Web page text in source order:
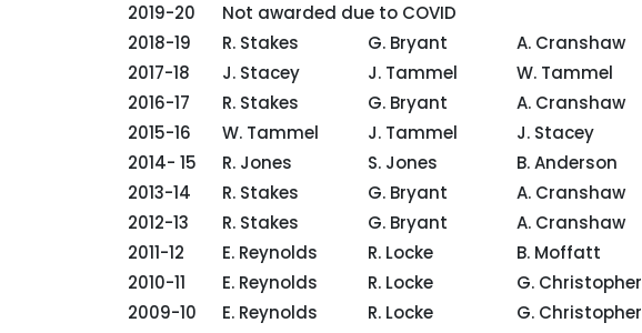
2019-20
Not awarded due to COVID
2018-19
R. Stakes G. Bryant A. Cranshaw
2017-18
J. Stacey J. Tammel W. Tammel
2016-17
R. Stakes G. Bryant A. Cranshaw
2015-16
W. Tammel J. Tammel J. Stacey
2014- 15
R. Jones S. Jones B. Anderson
2013-14
R. Stakes G. Bryant A. Cranshaw
2012-13
R. Stakes G. Bryant A. Cranshaw
2011-12
E. Reynolds R. Locke B. Moffatt
2010-11
E. Reynolds R. Locke G. Christopher
2009-10
E. Reynolds R. Locke G. Christopher